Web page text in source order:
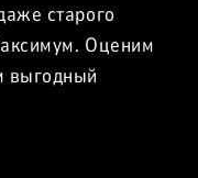
старого
Оценим
выгодный